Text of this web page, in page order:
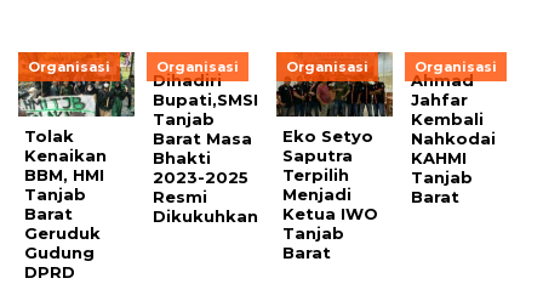
Organisasi
Tolak
Kenaikan
BBM, HMI
Tanjab
Barat
Geruduk
Gudung
DPRD
Organisasi
Dihadiri
Bupati,SMSI
Tanjab
Barat Masa
Bhakti
2023-2025
Resmi
Dikukuhkan
Organisasi
Eko Setyo
Saputra
Terpilih
Menjadi
Ketua IWO
Tanjab
Barat
Organisasi
Ahmad
Jahfar
Kembali
Nahkodai
KAHMI
Tanjab
Barat